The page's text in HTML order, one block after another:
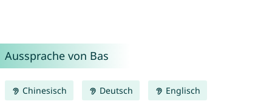
Aussprache von Bas
Chinesisch Deutsch Englisch